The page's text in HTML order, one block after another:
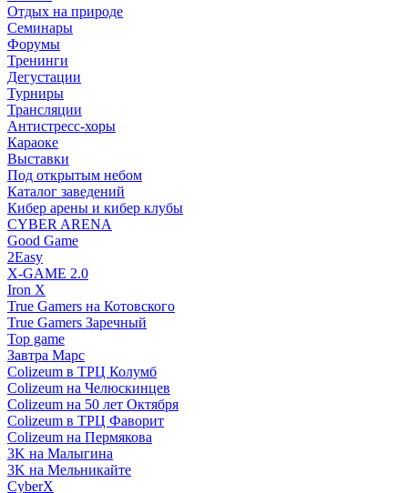
Отдых на природе
Семинары
Форумы
Тренинги
Дегустации
Турниры
Трансляции
Антистресс-хоры
Караоке
Выставки
Под открытым небом
Каталог заведений
Кибер арены и кибер клубы
CYBER ARENA
Good Game
2Easy
X-GAME 2.0
Iron X
True Gamers на Котовского
True Gamers Заречный
Top game
Завтра Марс
Colizeum в ТРЦ Колумб
Colizeum на Челюскинцев
Colizeum на 50 лет Октября
Colizeum в ТРЦ Фаворит
Colizeum на Пермякова
3K на Малыгина
3K на Мельникайте
CyberX